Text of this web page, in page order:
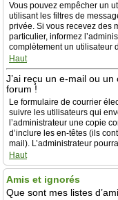
Vous pouvez empêcher un
utilisant les filtres de
privée. Si vous recevez des
particulier, informez
complètement un utilisateur
Haut
J’ai reçu un e-mail ou
forum !
Le formulaire de courrier
suivre les utilisateurs qui
l’administrateur une copie
d’inclure les en-têtes (ils
mail). L’administrateur
Haut
Amis et ignorés
Que sont mes listes